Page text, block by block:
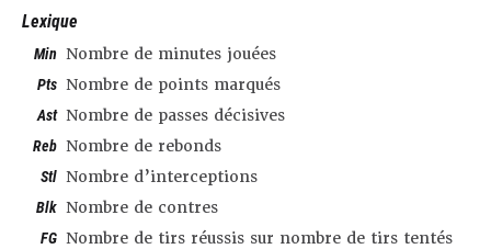
Lexique
Min Nombre de minutes jouées
Pts Nombre de points marqués
Ast Nombre de passes décisives
Reb Nombre de rebonds
Stl Nombre d’interceptions
Blk Nombre de contres
FG Nombre de tirs réussis sur nombre de tirs tentés